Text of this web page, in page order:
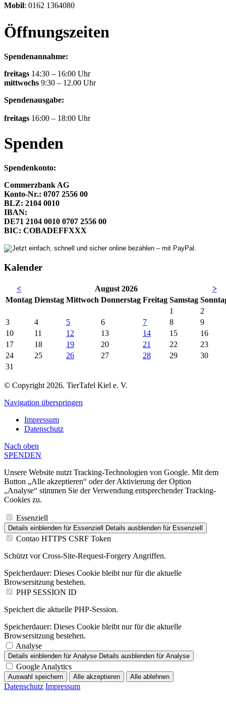
Mobil: 0162 1364080
Öffnungszeiten
Spendenannahme:
freitags 14:30 – 16:00 Uhr
mittwochs 9:30 – 12.00 Uhr
Spendenausgabe:
freitags 16:00 – 18:00 Uhr
Spenden
Spendenkonto:
Commerzbank AG
Konto-Nr.: 0707 2556 00
BLZ: 2104 0010
IBAN:
DE71 2104 0010 0707 2556 00
BIC: COBADEFFXXX
Kalender
< August 2026
>
Montag Dienstag Mittwoch Donnerstag Freitag Samstag So
1
2
3
4 5 6 7 8
9
10
11 12 13 14 15
16
17
18 19 20 21 22
23
24
25 26 27 28 29
30
31
© Copyright 2026. TierTafel Kiel e. V.
Navigation überspringen
Impressum
Datenschutz
Nach oben
SPENDEN
Unsere Website nutzt Tracking-Technologien von Google. Mit dem
Button „Alle akzeptieren“ oder der Aktivierung der Option
„Analyse“ stimmen Sie der Verwendung entsprechender Tracking-
Cookies zu.
Essenziell
Details einblenden für Essenziell Details ausblenden für Essenziell
Contao HTTPS CSRF Token
Schützt vor Cross-Site-Request-Forgery Angriffen.
Speicherdauer: Dieses Cookie bleibt nur für die aktuelle
Browsersitzung bestehen.
PHP SESSION ID
Speichert die aktuelle PHP-Session.
Speicherdauer: Dieses Cookie bleibt nur für die aktuelle
Browsersitzung bestehen.
Analyse
Details einblenden für Analyse Details ausblenden für Analyse
Google Analytics
Auswahl speichern Alle akzeptieren Alle ablehnen
Datenschutz Impressum